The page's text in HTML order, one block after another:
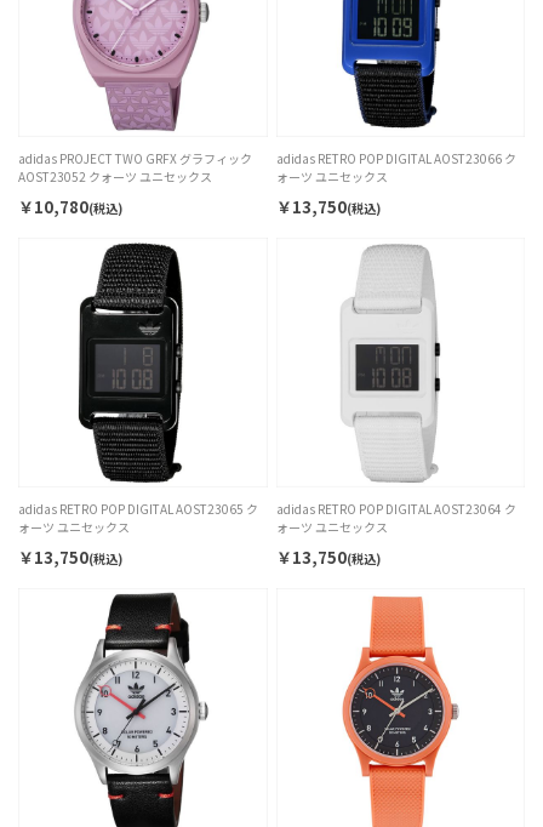
adidas PROJECT TWO GRFX グラフィック
AOST23052 クォーツ ユニセックス
￥10,780(税込)
adidas RETRO POP DIGITAL AOST23066 ク
ォーツ ユニセックス
￥13,750(税込)
adidas RETRO POP DIGITAL AOST23065 ク
ォーツ ユニセックス
￥13,750(税込)
adidas RETRO POP DIGITAL AOST23064 ク
ォーツ ユニセックス
￥13,750(税込)